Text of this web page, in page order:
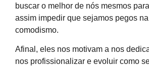
buscar o melhor de nós mesmos
assim impedir que sejamos pegos
comodismo.
Afinal, eles nos motivam a nos
nos profissionalizar e evoluir como